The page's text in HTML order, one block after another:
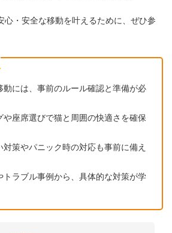
心・安全な移動を叶えるために、ぜひ参
動には、事前のルール確認と準備が必
や座席選びで猫と周囲の快適さを確保
対策やパニック時の対応も事前に備え
トラブル事例から、具体的な対策が学